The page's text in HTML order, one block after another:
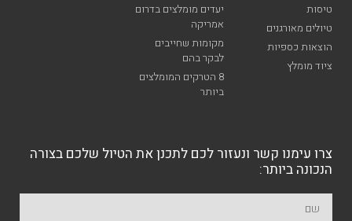
טיסות
טיולים מאורגנים
הוצאות כספיות
ציוד מומלץ
יעדים מומלצים בדרום
אמריקה
מקומות שחייבים
לבקר בהם
8 הטרקים המומלצים
ביותר
צרו עימנו קשר ונעזור לכם לתכנן את הטיול שלכם בצורה
הנכונה ביותר: